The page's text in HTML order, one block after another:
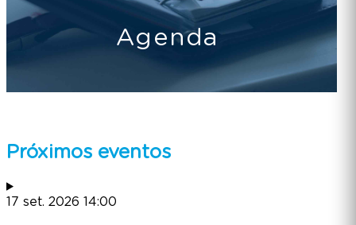
Agenda
Próximos eventos
17 set. 2026 14:00